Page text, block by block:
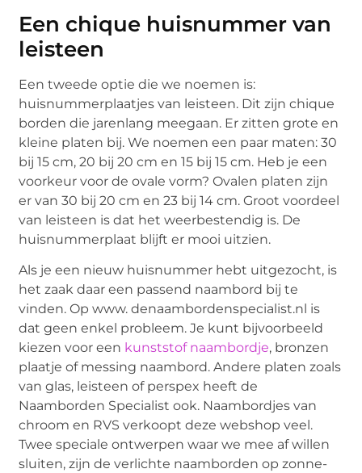
Een chique huisnummer van
leisteen
Een tweede optie die we noemen is:
huisnummerplaatjes van leisteen. Dit zijn chique
borden die jarenlang meegaan. Er zitten grote en
kleine platen bij. We noemen een paar maten: 30
bij 15 cm, 20 bij 20 cm en 15 bij 15 cm. Heb je een
voorkeur voor de ovale vorm? Ovalen platen zijn
er van 30 bij 20 cm en 23 bij 14 cm. Groot voordeel
van leisteen is dat het weerbestendig is. De
huisnummerplaat blijft er mooi uitzien.
Als je een nieuw huisnummer hebt uitgezocht, is
het zaak daar een passend naambord bij te
vinden. Op www. denaambordenspecialist.nl is
dat geen enkel probleem. Je kunt bijvoorbeeld
kiezen voor een kunststof naambordje, bronzen
plaatje of messing naambord. Andere platen zoals
van glas, leisteen of perspex heeft de
Naamborden Specialist ook. Naambordjes van
chroom en RVS verkoopt deze webshop veel.
Twee speciale ontwerpen waar we mee af willen
sluiten, zijn de verlichte naamborden op zonne-